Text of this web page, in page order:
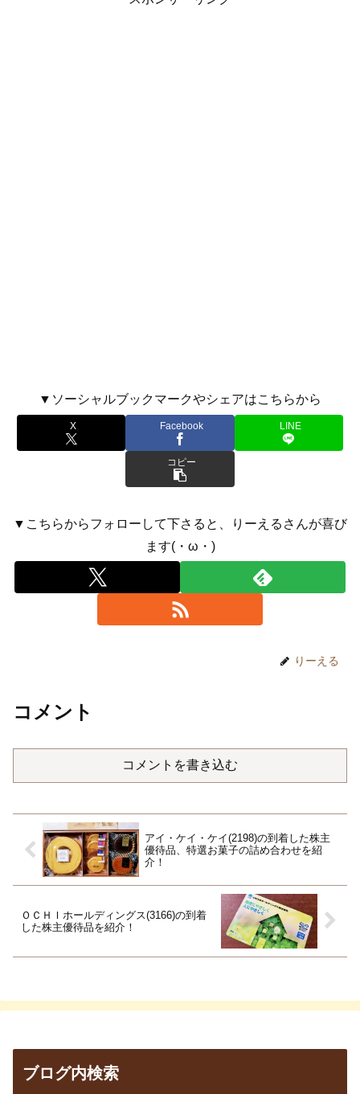
▼ソーシャルブックマークやシェアはこちらから
X Facebook LINE
コピー
▼こちらからフォローして下さると、りーえるさんが喜び
ます(・ω・)
りーえる
コメント
コメントを書き込む
アイ・ケイ・ケイ(2198)の到着した株主
優待品、特選お菓子の詰め合わせを紹
介！
ＯＣＨＩホールディングス(3166)の到着
した株主優待品を紹介！
ブログ内検索